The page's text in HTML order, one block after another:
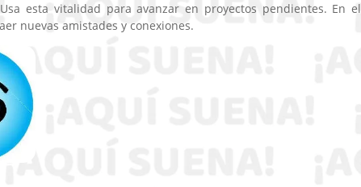
esta vitalidad para avanzar en proyectos pendientes. En el
nuevas amistades y conexiones.